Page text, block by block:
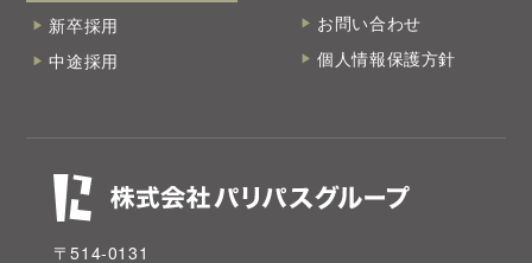
新卒採用
中途採用
お問い合わせ
個人情報保護方針
〒514-0131